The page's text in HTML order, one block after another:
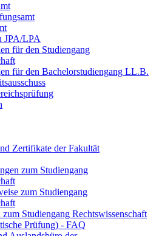
JPA/LPA
für den Studiengang
für den Bachelorstudiengang LL.B.
Zertifikate der Fakultät
zum Studiengang
zum Studiengang
Studiengang Rechtswissenschaft
Prüfung) - FAQ